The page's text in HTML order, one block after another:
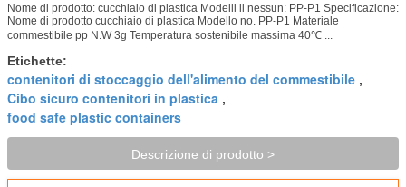
Nome di prodotto: cucchiaio di plastica Modelli il nessun: PP-P1 Specificazione:
Nome di prodotto cucchiaio di plastica Modello no. PP-P1 Materiale
commestibile pp N.W 3g Temperatura sostenibile massima 40℃ ...
Etichette:
contenitori di stoccaggio dell'alimento del commestibile ,
Cibo sicuro contenitori in plastica ,
food safe plastic containers
Descrizione di prodotto >